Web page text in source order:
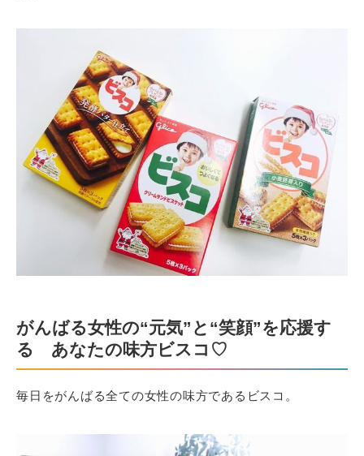
がんばる女性の“元気”と“笑顔”を応援す
る あなたの味方ビスコ♡
毎日をがんばる全ての女性の味方であるビスコ。